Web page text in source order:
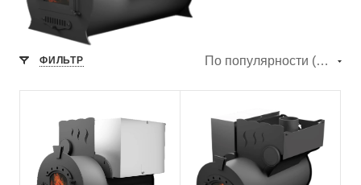
ФИЛЬТР По популярности (убывание)